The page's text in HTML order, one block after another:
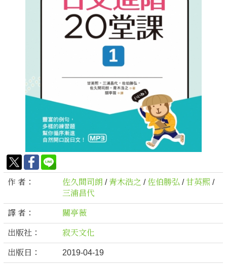
作 者： 佐久間司朗 /青木浩之 / 佐伯勝弘 /甘英熙 /
三浦昌代
譯 者： 關亭薇
出版社： 寂天文化
出版日： 2019-04-19